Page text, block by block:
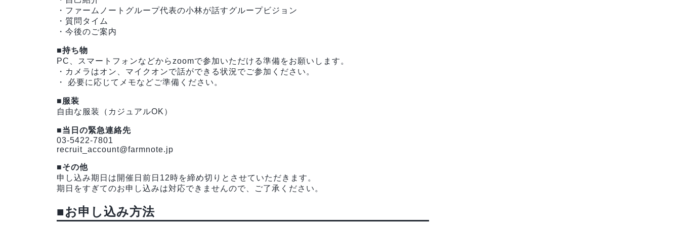
・ファームノートグループ代表の小林が話すグループビジョン
・質問タイム
・今後のご案内
■持ち物
PC、スマートフォンなどからzoomで参加いただける準備をお願いします。
・カメラはオン、マイクオンで話ができる状況でご参加ください。
・ 必要に応じてメモなどご準備ください。
■服装
自由な服装（カジュアルOK）
■当日の緊急連絡先
03-5422-7801
recruit_account@farmnote.jp
■その他
申し込み期日は開催日前日12時を締め切りとさせていただきます。
期日をすぎてのお申し込みは対応できませんので、ご了承ください。
■お申し込み方法